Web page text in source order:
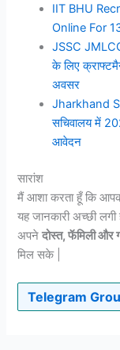
IIT BHU
Online For
JSSC
के लिए
अवसर
Jharkhand
सचिवालय में
आवेदन
सारांश
मैं आशा करता हूँ कि
यह जानकारी अच्छी
अपनेदोस्त, फॅमिली और
मिल सके |
Telegram